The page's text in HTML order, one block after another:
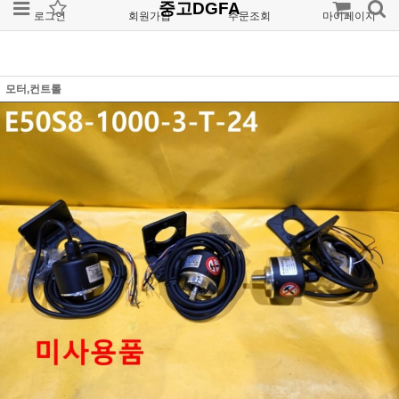
로그인 회원가입 주문조회 마이페이지
중고DGFA
모터,컨트롤